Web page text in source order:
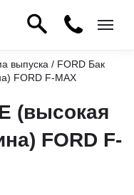
выпуска / FORD Бак
FORD F-MAX
(высокая
FORD F-